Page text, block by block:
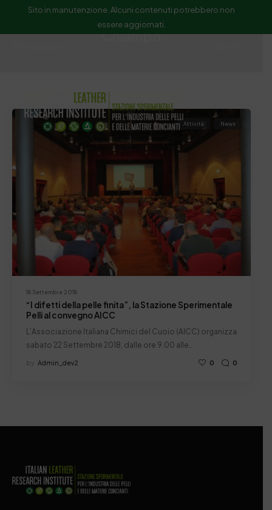
Sito in manutenzione. Alcuni contenuti potrebbero non
essere aggiornati.
Chiampo
18 Settembre 2018
Attività News
“I difetti della pelle finita”, la Stazione Sperimentale
Pelli al convegno AICC
L’Associazione Italiana Chimici del Cuoio (AICC) organizza
sabato 22 Settembre 2018, dalle ore 9.00 alle…
by Admin_dev2 0 0